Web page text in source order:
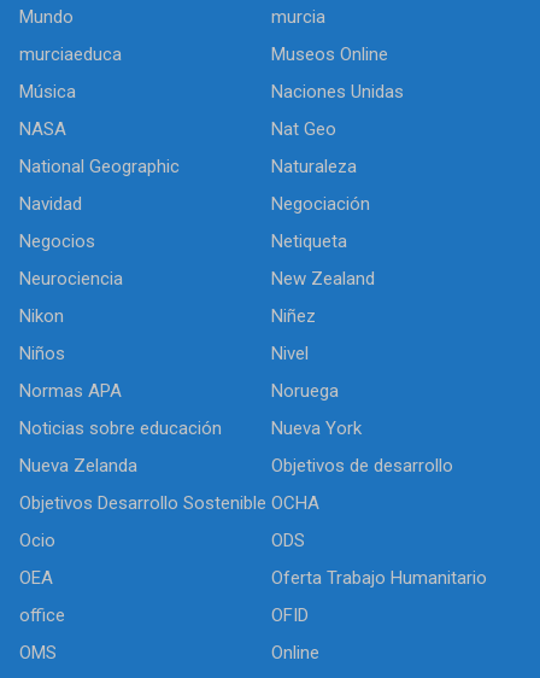
Mundo
murcia
murciaeduca
Museos Online
Música
Naciones Unidas
NASA
Nat Geo
National Geographic
Naturaleza
Navidad
Negociación
Negocios
Netiqueta
Neurociencia
New Zealand
Nikon
Niñez
Niños
Nivel
Normas APA
Noruega
Noticias sobre educación
Nueva York
Nueva Zelanda
Objetivos de desarrollo
Objetivos Desarrollo Sostenible OCHA
Ocio
ODS
OEA
Oferta Trabajo Humanitario
office
OFID
OMS
Online